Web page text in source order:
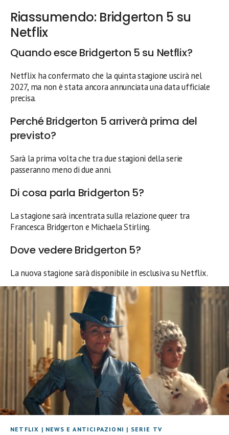
Riassumendo: Bridgerton 5 su
Netflix
Quando esce Bridgerton 5 su Netflix?
Netflix ha confermato che la quinta stagione uscirà nel
2027, ma non è stata ancora annunciata una data ufficiale
precisa.
Perché Bridgerton 5 arriverà prima del
previsto?
Sarà la prima volta che tra due stagioni della serie
passeranno meno di due anni.
Di cosa parla Bridgerton 5?
La stagione sarà incentrata sulla relazione queer tra
Francesca Bridgerton e Michaela Stirling.
Dove vedere Bridgerton 5?
La nuova stagione sarà disponibile in esclusiva su Netflix.
NETFLIX | NEWS E ANTICIPAZIONI | SERIE TV